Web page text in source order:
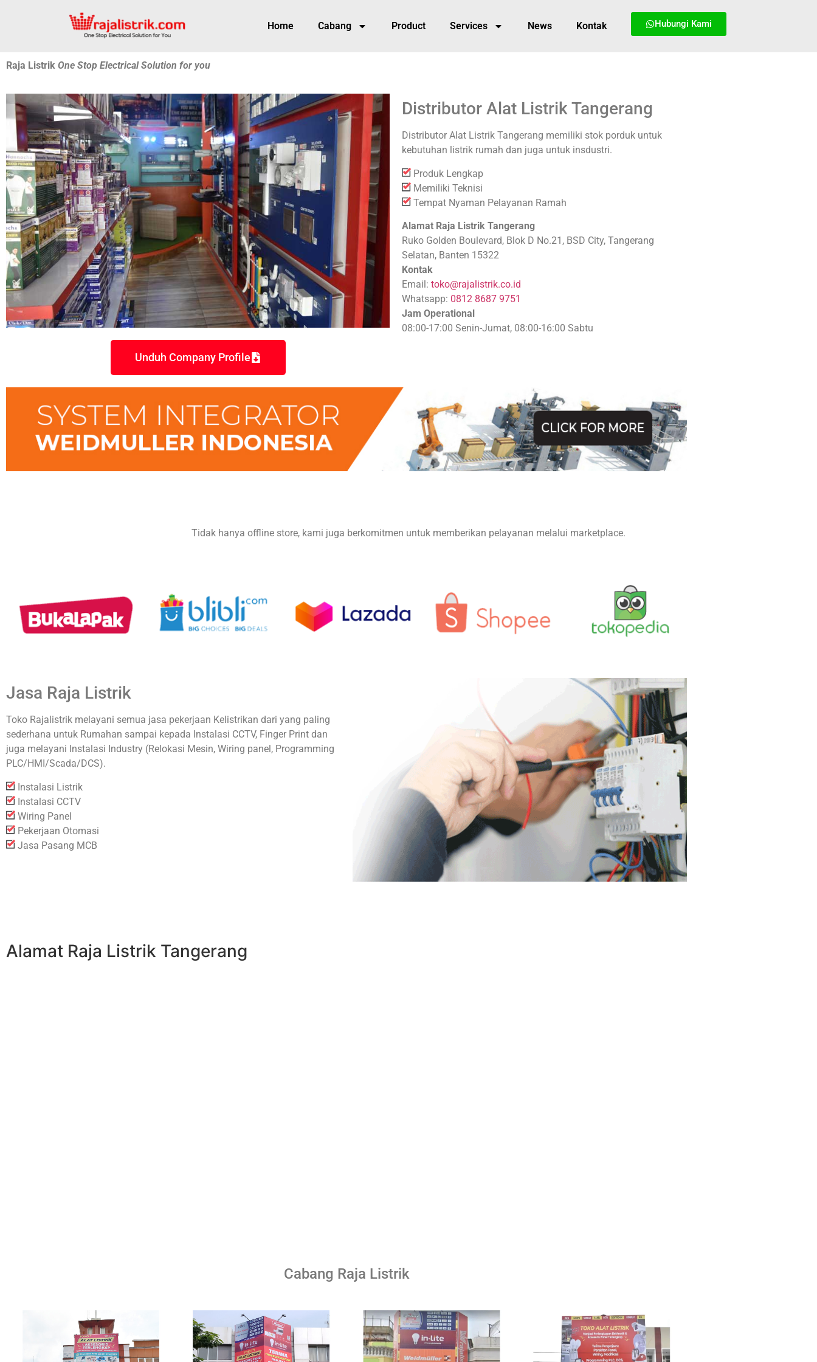
Home Cabang Product Services News Kontak Hubungi Kami
Raja Listrik One Stop Electrical Solution for you
Unduh Company Profile
Distributor Alat Listrik Tangerang
Distributor Alat Listrik Tangerang memiliki stok porduk untuk
kebutuhan listrik rumah dan juga untuk insdustri.
Produk Lengkap
Memiliki Teknisi
Tempat Nyaman Pelayanan Ramah
Alamat Raja Listrik Tangerang
Ruko Golden Boulevard, Blok D No.21, BSD City, Tangerang
Selatan, Banten 15322
Kontak
Email:toko@rajalistrik.co.id
Whatsapp: 0812 8687 9751
Jam Operational
08:00-17:00 Senin-Jumat, 08:00-16:00 Sabtu
Tidak hanya offline store, kami juga berkomitmen untuk memberikan pelayanan melalui marketplace.
Jasa Raja Listrik
Toko Rajalistrik melayani semua jasa pekerjaan Kelistrikan dari yang paling
sederhana untuk Rumahan sampai kepada Instalasi CCTV, Finger Print dan
juga melayani Instalasi Industry (Relokasi Mesin, Wiring panel, Programming
PLC/HMI/Scada/DCS).
Instalasi Listrik
Instalasi CCTV
Wiring Panel
Pekerjaan Otomasi
Jasa Pasang MCB
Alamat Raja Listrik Tangerang
Cabang Raja Listrik